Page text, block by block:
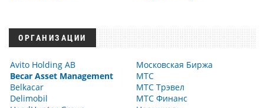
ОРГАНИЗАЦИИ
Avito Holding AB
Becar Asset Management
Belkacar
Delimobil
Московская Биржа
МТС
МТС Трэвел
МТС Финанс